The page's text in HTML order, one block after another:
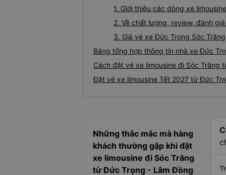
1. Giới thiệu các dòng xe
2. Về chất lượng, review, đánh
3. Giá vé xe Đức Trọng Sóc Trăng
Bảng tổng hợp thông tin nhà xe Đức
Cách đặt vé xe limousine đi Sóc Trăng
Đặt vé xe limousine Tết 2027 từ Đức
Những thắc mắc mà hàng
khách thường gặp khi đặt
xe limousine đi Sóc Trăng
từ Đức Trọng - Lâm Đồng